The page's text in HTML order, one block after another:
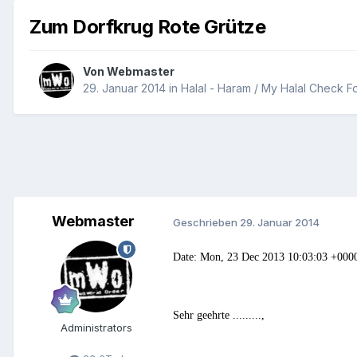
Zum Dorfkrug Rote Grütze
Von Webmaster
29. Januar 2014 in Halal - Haram / My Halal Check
Webmaster
Administrators
Geschrieben 29. Januar 2014
Date: Mon, 23 Dec 2013 10:03:03
Sehr geehrte .........,